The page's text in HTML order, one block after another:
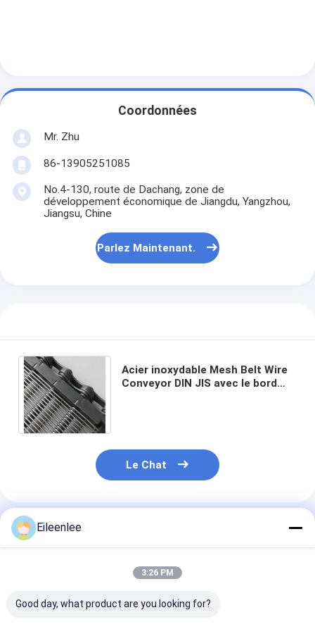
Coordonnées
Mr. Zhu
86-13905251085
No.4-130, route de Dachang, zone de
développement économique de Jiangdu, Yangzhou,
Jiangsu, Chine
Parlez Maintenant.
Acier inoxydable Mesh Belt Wire
Conveyor DIN JIS avec le bord
Le Chat
Produits Recommandés
Eileenlee
3:26 PM
Good day, what product are you looking for?